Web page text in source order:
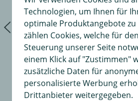
Technologien, um Ihnen für
optimale Produktangebote zu
zählen Cookies, welche für
Steuerung unserer Seite
einem Klick auf "Zustimmen"
zusätzliche Daten für
personalisierte Werbung
Drittanbieter weitergegeben.